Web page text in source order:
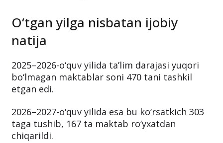
O‘tgan yilga nisbatan ijobiy
natija
2025–2026-o‘quv yilida ta’lim darajasi yuqori
bo‘lmagan maktablar soni 470 tani tashkil
etgan edi.
2026–2027-o‘quv yilida esa bu ko‘rsatkich 303
taga tushib, 167 ta maktab ro‘yxatdan
chiqarildi.